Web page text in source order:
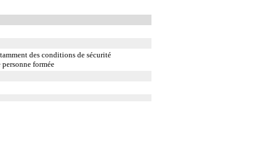
des conditions de sécurité
formée
voie transcutanée.